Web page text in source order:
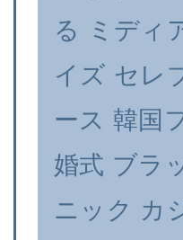
る ミディ
イズ セレ
ース 韓国
婚式 ブラ
ニック カ